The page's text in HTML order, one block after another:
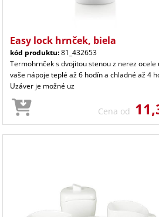
Easy lock hrnček, biela
kód produktu:81_432653
Termohrnček s dvojitou stenou z nerez ocele
vaše nápoje teplé až 6 hodín a chladné až 4
Uzáver je možné uz
Cena od